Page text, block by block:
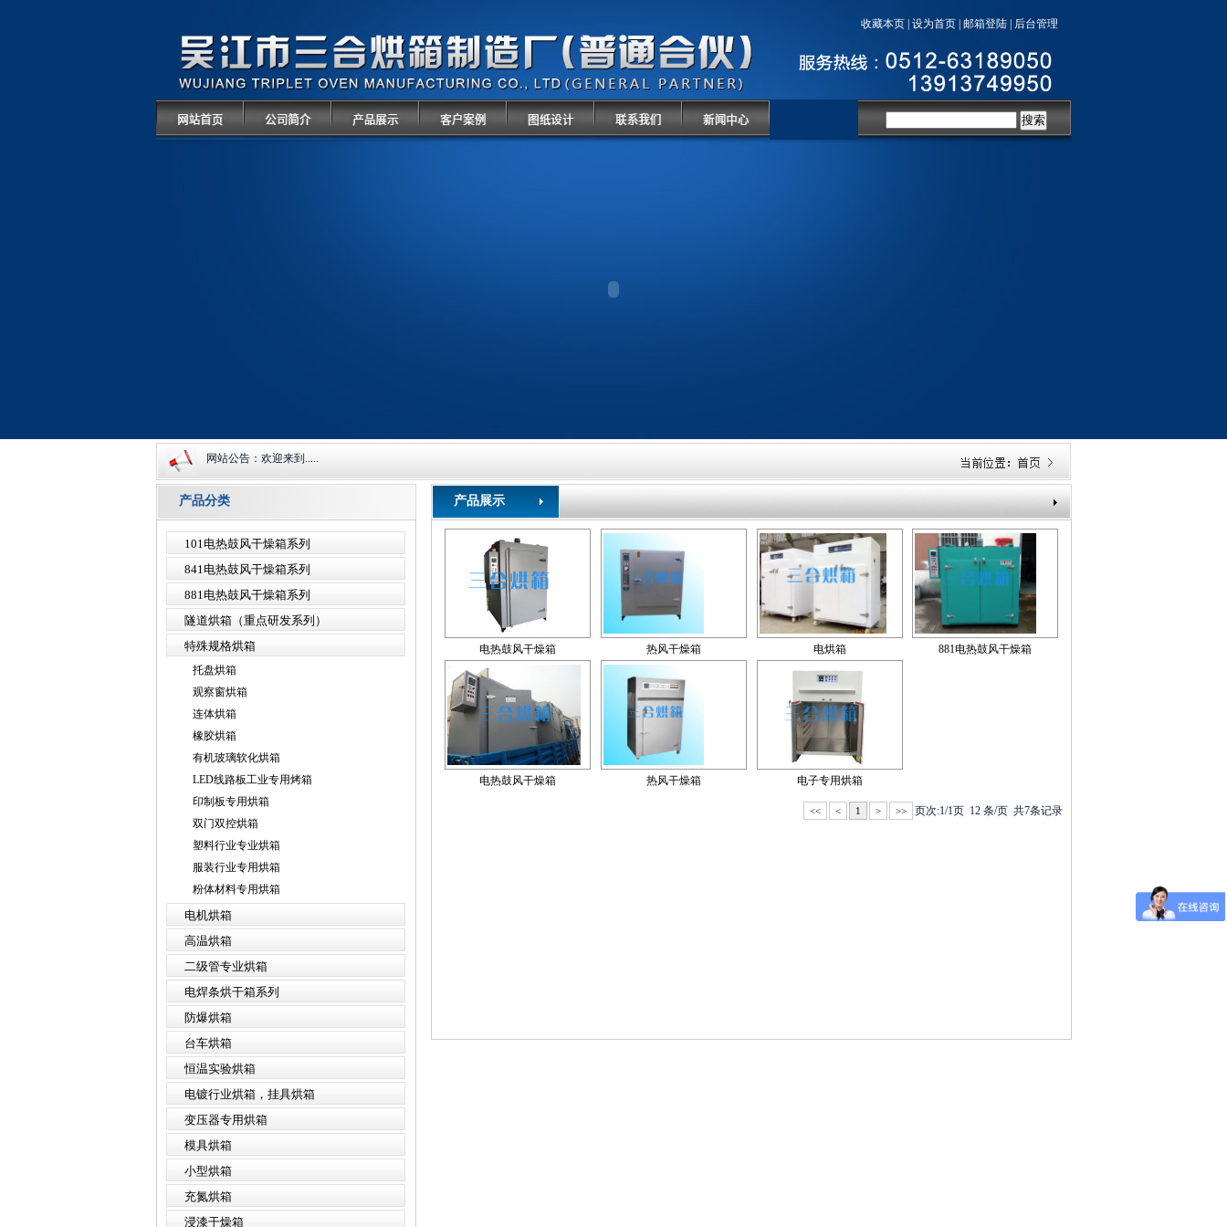
收藏本页| 设为首页| 邮箱登陆| 后台管理
网站公告：欢迎来到.....
产品分类
101电热鼓风干燥箱系列
841电热鼓风干燥箱系列
881电热鼓风干燥箱系列
隧道烘箱（重点研发系列）
特殊规格烘箱
托盘烘箱
观察窗烘箱
连体烘箱
橡胶烘箱
有机玻璃软化烘箱
LED线路板工业专用烤箱
印制板专用烘箱
双门双控烘箱
塑料行业专业烘箱
服装行业专用烘箱
粉体材料专用烘箱
电机烘箱
高温烘箱
二级管专业烘箱
电焊条烘干箱系列
防爆烘箱
台车烘箱
恒温实验烘箱
电镀行业烘箱，挂具烘箱
变压器专用烘箱
模具烘箱
小型烘箱
充氮烘箱
浸漆干燥箱
产品展示
电热鼓风干燥箱 热风干燥箱 电烘箱 881电热鼓风干燥箱
电热鼓风干燥箱 热风干燥箱 电子专用烘箱
页次:1/1页 12 条/页 共7条记录
<< < 1 > >>